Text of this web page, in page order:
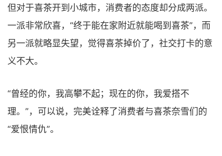
但对于喜茶开到小城市，消费者的态度却分成两派。
一派非常欣喜，“终于能在家附近就能喝到喜茶”，而
另一派就略显失望，觉得喜茶掉价了，社交打卡的意
义不大。
“曾经的你，我高攀不起；现在的你，我爱搭不
理。”，可以说，完美诠释了消费者与喜茶奈雪们的
“爱恨情仇”。